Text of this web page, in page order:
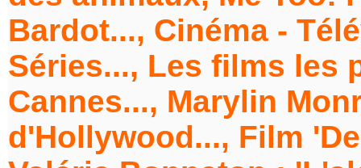
Bardot..., Cinéma -
Séries..., Les films les
Cannes..., Marylin
d'Hollywood..., Film